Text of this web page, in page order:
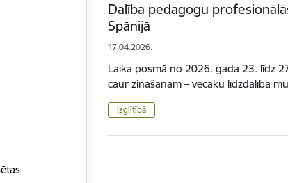
Dalība pedagogu
Spānijā
17.04.2026.
Laika posmā no 2026. gada 23. līdz
caur zināšanām – vecāku līdzdalība
Izglītībā